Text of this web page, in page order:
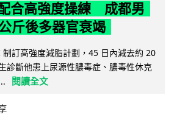
合高強度操練 成都男
斤後多器官衰竭
訂高強度減脂計劃，45 日內減去約 20
診斷他患上尿源性膿毒症、膿毒性休克
閱讀全文